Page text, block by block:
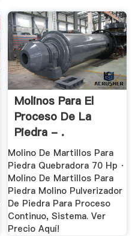
Molinos Para El
Proceso De La
Piedra - .
Molino De Martillos Para
Piedra Quebradora 70 Hp ·
Molino De Martillos Para
Piedra Molino Pulverizador
De Piedra Para Proceso
Continuo, Sistema. Ver
Precio Aquí!